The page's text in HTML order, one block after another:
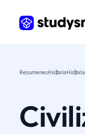
ResumenesHistoria